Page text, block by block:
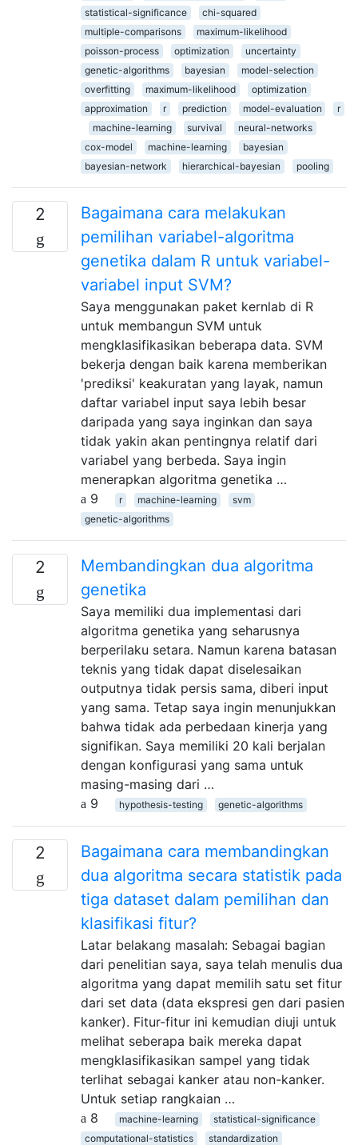
statistical-significance
chi-squared
multiple-comparisons
maximum-likelihood
poisson-process
optimization
uncertainty
genetic-algorithms
bayesian
model-selection
overfitting
maximum-likelihood
optimization
approximation
r prediction model-evaluation
r
machine-learning
survival
neural-networks
cox-model
machine-learning
bayesian
bayesian-network
hierarchical-bayesian pooling
2
Bagaimana cara melakukan
pemilihan variabel-algoritma
genetika dalam R untuk variabel-
variabel input SVM?
Saya menggunakan paket kernlab di R
untuk membangun SVM untuk
mengklasifikasikan beberapa data. SVM
bekerja dengan baik karena memberikan
'prediksi' keakuratan yang layak, namun
daftar variabel input saya lebih besar
daripada yang saya inginkan dan saya
tidak yakin akan pentingnya relatif dari
variabel yang berbeda. Saya ingin
menerapkan algoritma genetika …
9
r machine-learning
svm
genetic-algorithms
2
Membandingkan dua algoritma
genetika
Saya memiliki dua implementasi dari
algoritma genetika yang seharusnya
berperilaku setara. Namun karena batasan
teknis yang tidak dapat diselesaikan
outputnya tidak persis sama, diberi input
yang sama. Tetap saya ingin menunjukkan
bahwa tidak ada perbedaan kinerja yang
signifikan. Saya memiliki 20 kali berjalan
dengan konfigurasi yang sama untuk
masing-masing dari …
9
hypothesis-testing genetic-algorithms
2
Bagaimana cara membandingkan
dua algoritma secara statistik pada
tiga dataset dalam pemilihan dan
klasifikasi fitur?
Latar belakang masalah: Sebagai bagian
dari penelitian saya, saya telah menulis dua
algoritma yang dapat memilih satu set fitur
dari set data (data ekspresi gen dari pasien
kanker). Fitur-fitur ini kemudian diuji untuk
melihat seberapa baik mereka dapat
mengklasifikasikan sampel yang tidak
terlihat sebagai kanker atau non-kanker.
Untuk setiap rangkaian …
8
machine-learning
statistical-significance
computational-statistics
standardization